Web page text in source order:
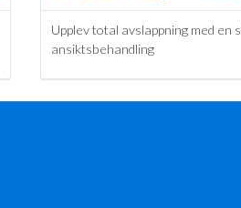
Upplev total avslappning med en
ansiktsbehandling